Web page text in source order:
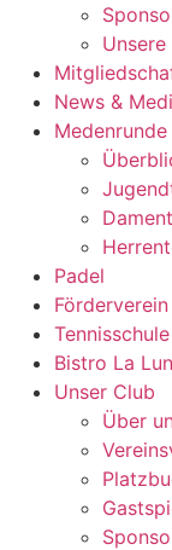
News &
Medenrunde
Padel
Förderverein
Tennisschule
Bistro La
Unser Club
Über